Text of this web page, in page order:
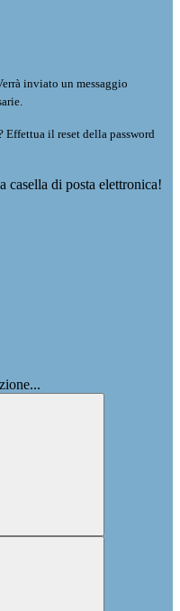
inviato un messaggio
Effettua il reset della password
casella di posta elettronica!